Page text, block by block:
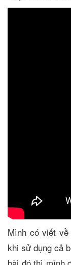
Mình có viết
khi sử dụng cả